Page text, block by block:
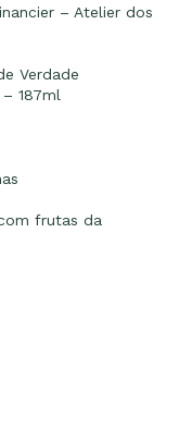
– Atelier dos
Verdade
187ml
frutas da